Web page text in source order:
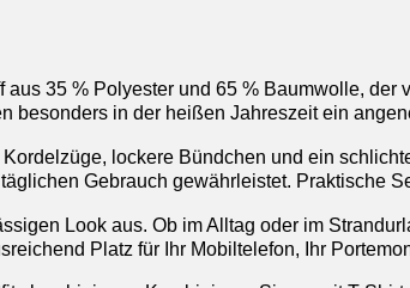
35 % Polyester und 65 % Baumwolle, der
besonders in der heißen Jahreszeit ein
lockere Bündchen und ein
Gebrauch gewährleistet. Praktische
Look aus. Ob im Alltag oder im
Platz für Ihr Mobiltelefon, Ihr